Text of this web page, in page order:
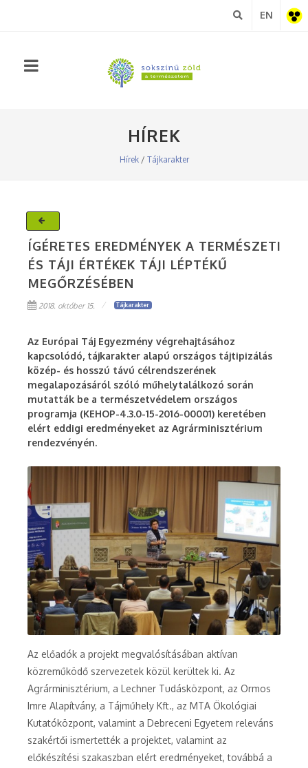
EN
HÍREK
Hírek/ Tájkarakter
ÍGÉRETES EREDMÉNYEK A TERMÉSZETI
ÉS TÁJI ÉRTÉKEK TÁJI LÉPTÉKŰ
MEGŐRZÉSÉBEN
2018. október 15. Tájkarakter
Az Európai Táj Egyezmény végrehajtásához
kapcsolódó, tájkarakter alapú országos tájtipizálás
közép- és hosszú távú célrendszerének
megalapozásáról szóló műhelytalálkozó során
mutatták be a természetvédelem országos
programja (KEHOP-4.3.0-15-2016-00001) keretében
elért eddigi eredményeket az Agrárminisztérium
rendezvényén.
Az előadók a projekt megvalósításában aktívan
közreműködő szervezetek közül kerültek ki. Az
Agrárminisztérium, a Lechner Tudásközpont, az Ormos
Imre Alapítvány, a Tájműhely Kft., az MTA Ökológiai
Kutatóközpont, valamint a Debreceni Egyetem releváns
szakértői ismertették a projektet, valamint az
előkészítési szakaszban elért eredményeket, továbbá a